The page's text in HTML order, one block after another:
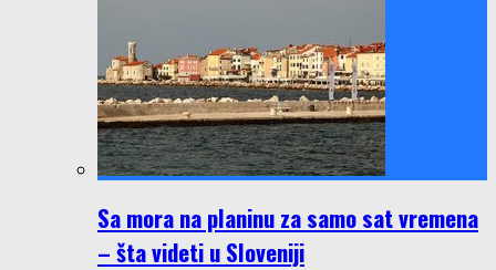
Sa mora na planinu za samo sat vremena
– šta videti u Sloveniji